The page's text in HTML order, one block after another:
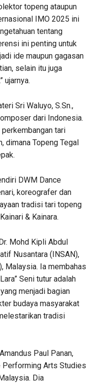
topeng ataupun
IMO 2025 ini
tentang
ini penting untuk
ide maupun gagasan
selain itu juga
ujarnya.
Sri Waluyo, S.Sn.,
dari Indonesia.
tari
dimana Topeng Tegal
DWM Dance
koreografer dan
tradisi tari topeng
& Kainara.
Mohd Kipli Abdul
Nusantara (INSAN),
Malaysia. Ia membahas
Seni tutur adalah
menjadi bagian
budaya masyarakat
tradisi
Paul Panan,
Performing Arts Studies
Dia